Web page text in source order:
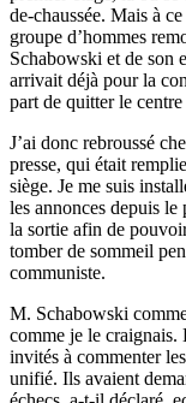
de-chaussée. Mais à
groupe d’hommes
Schabowski et de son
arrivait déjà pour la
part de quitter le
J’ai donc rebroussé
presse, qui était
siège. Je me suis
les annonces depuis
la sortie afin de
tomber de sommeil
communiste.
M. Schabowski
comme je le craignais.
invités à commenter
unifié. Ils avaient